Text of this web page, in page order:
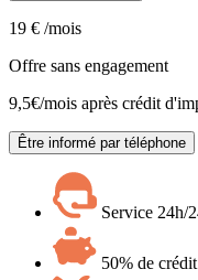
19 € /mois
Offre sans engagement
9,5€/mois après crédit
Être informé par téléphone
Service 24h/
50% de